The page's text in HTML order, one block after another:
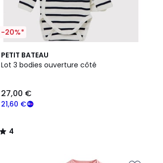
-20%*
PETIT BATEAU
Lot 3 bodies ouverture côté
21,60 €
27,00 €
4
/
4
/